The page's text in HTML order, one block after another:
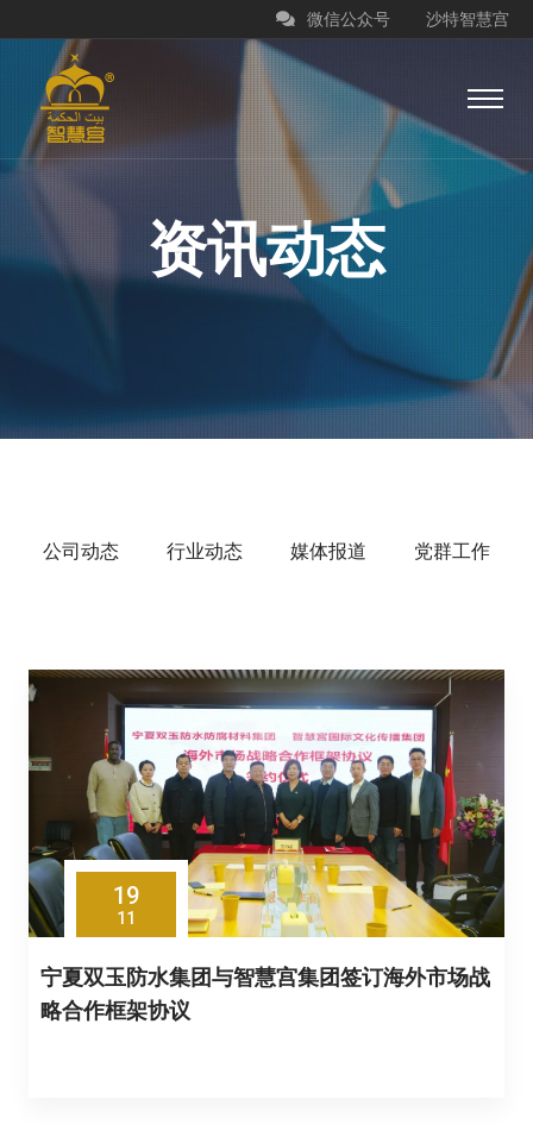
沙特智慧宫
微信公众号
资讯动态
公司动态 行业动态 媒体报道 党群工作
19
11
宁夏双玉防水集团与智慧宫集团签订海外市场战
略合作框架协议